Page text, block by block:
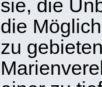
sie, die
die
zu